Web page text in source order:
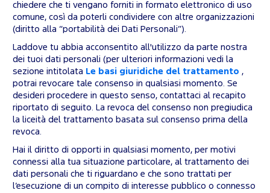
chiedere che ti vengano forniti in formato elettronico di uso
comune, così da poterli condividere con altre organizzazioni
(diritto alla “portabilità dei Dati Personali”).
Laddove tu abbia acconsentito all'utilizzo da parte nostra
dei tuoi dati personali (per ulteriori informazioni vedi la
sezione intitolata
Le basi giuridiche del trattamento ,
potrai revocare tale consenso in qualsiasi momento. Se
desideri procedere in questo senso, contattaci al recapito
riportato di seguito. La revoca del consenso non pregiudica
la liceità del trattamento basata sul consenso prima della
revoca.
Hai il diritto di opporti in qualsiasi momento, per motivi
connessi alla tua situazione particolare, al trattamento dei
dati personali che ti riguardano e che sono trattati per
l’esecuzione di un compito di interesse pubblico o connesso